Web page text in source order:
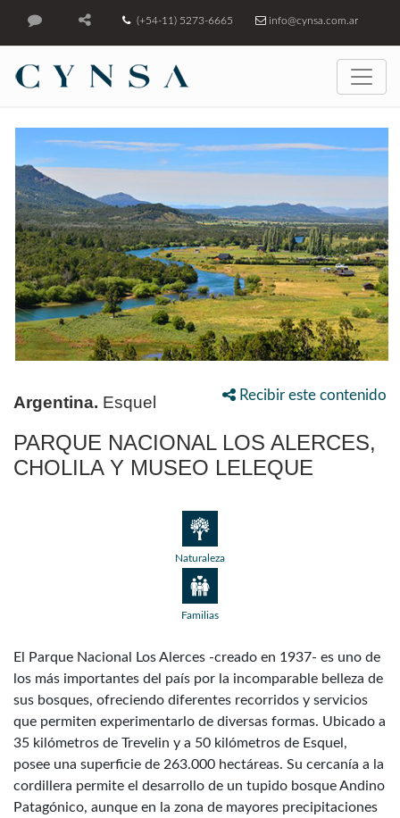
(+54-11) 5273-6665 info@cynsa.com.ar
Recibir este contenido
Argentina. Esquel
PARQUE NACIONAL LOS ALERCES,
CHOLILA Y MUSEO LELEQUE
Naturaleza
Familias
El Parque Nacional Los Alerces -creado en 1937- es uno de
los más importantes del país por la incomparable belleza de
sus bosques, ofreciendo diferentes recorridos y servicios
que permiten experimentarlo de diversas formas. Ubicado a
35 kilómetros de Trevelin y a 50 kilómetros de Esquel,
posee una superficie de 263.000 hectáreas. Su cercanía a la
cordillera permite el desarrollo de un tupido bosque Andino
Patagónico, aunque en la zona de mayores precipitaciones